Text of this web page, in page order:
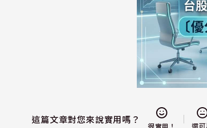
這篇文章對您來說實用嗎？
很實用！ 還